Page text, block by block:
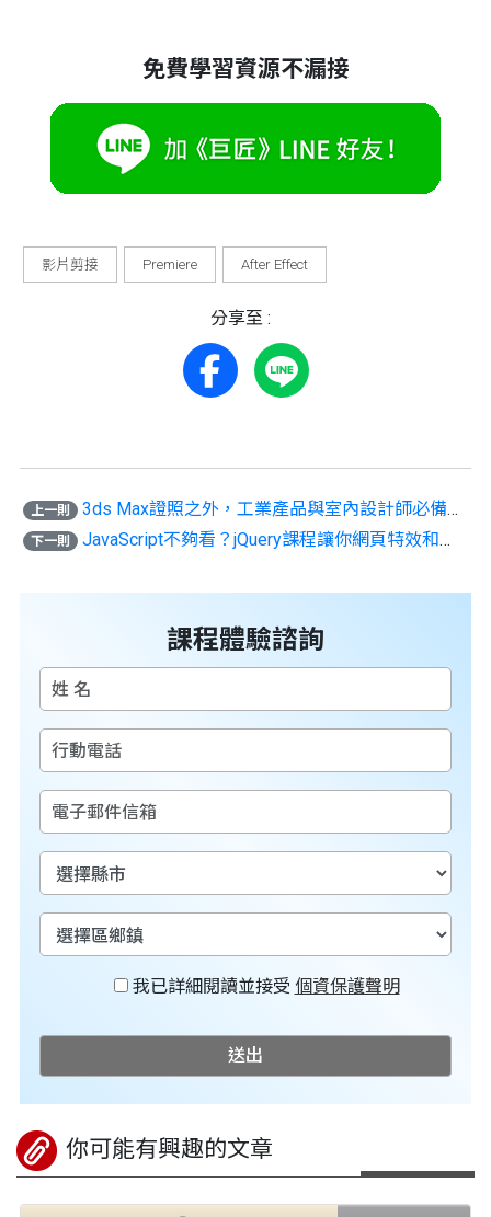
免費學習資源不漏接
影片剪接 Premiere After Effect
分享至 :
上一則 3ds Max證照之外，工業產品與室內設計師必備Autodesk證照有哪些？
下一則 JavaScript不夠看？jQuery課程讓你網頁特效和功能更強大！
課程體驗諮詢
我已詳細閱讀並接受 個資保護聲明
送出
你可能有興趣的文章